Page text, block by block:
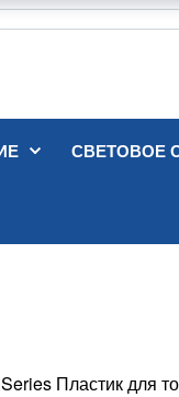
СВЕТОВОЕ
Пластик для